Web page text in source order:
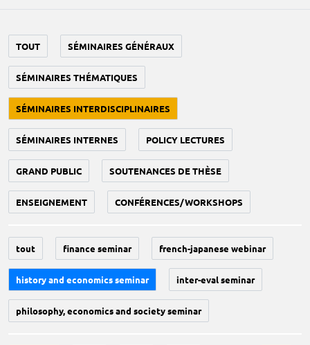
TOUT SÉMINAIRES GÉNÉRAUX
SÉMINAIRES THÉMATIQUES
SÉMINAIRES INTERDISCIPLINAIRES
SÉMINAIRES INTERNES POLICY LECTURES
GRAND PUBLIC SOUTENANCES DE THÈSE
ENSEIGNEMENT CONFÉRENCES/WORKSHOPS
tout finance seminar french-japanese webinar
history and economics seminar inter-eval seminar
philosophy, economics and society seminar